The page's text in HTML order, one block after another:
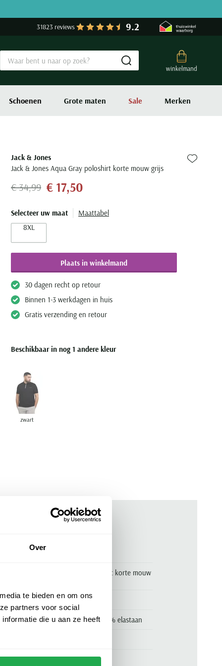
Over
te bieden en om ons
partners voor social
die u aan ze heeft
31823 reviews 9.2
winkelmand
Submit search
Schoenen Grote maten Sale Merken
Jack & Jones
Jack & Jones Aqua Gray poloshirt korte mouw grijs
Zet bij
€ 34,99 € 17,50
Selecteer uw maat
Maattabel
8XL
Plaats in winkelmand
30 dagen recht op retour
Binnen 1-3 werkdagen in huis
Gratis verzending en retour
Beschikbaar in nog 1 andere kleur
zwart
00160660
Jack & Jones Aqua Gray poloshirt korte mouw
Jack & Jones
52% katoen, 44% polyester en 4% elastaan
grijs